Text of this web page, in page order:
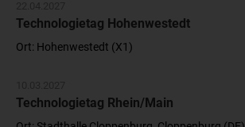
Technologietag Hohenwestedt
Ort: Hohenwestedt (X1)
Technologietag Rhein/Main